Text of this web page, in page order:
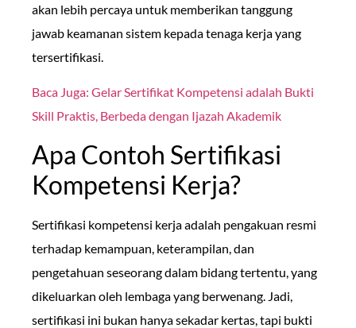
akan lebih percaya untuk memberikan tanggung
jawab keamanan sistem kepada tenaga kerja yang
tersertifikasi.
Baca Juga: Gelar Sertifikat Kompetensi adalah Bukti
Skill Praktis, Berbeda dengan Ijazah Akademik
Apa Contoh Sertifikasi
Kompetensi Kerja?
Sertifikasi kompetensi kerja adalah pengakuan resmi
terhadap kemampuan, keterampilan, dan
pengetahuan seseorang dalam bidang tertentu, yang
dikeluarkan oleh lembaga yang berwenang. Jadi,
sertifikasi ini bukan hanya sekadar kertas, tapi bukti